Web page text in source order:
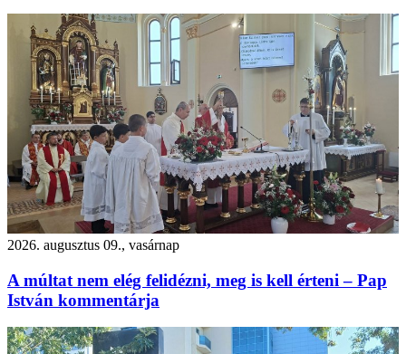
2026. augusztus 09., vasárnap
A múltat nem elég felidézni, meg is kell érteni – Pap
István kommentárja